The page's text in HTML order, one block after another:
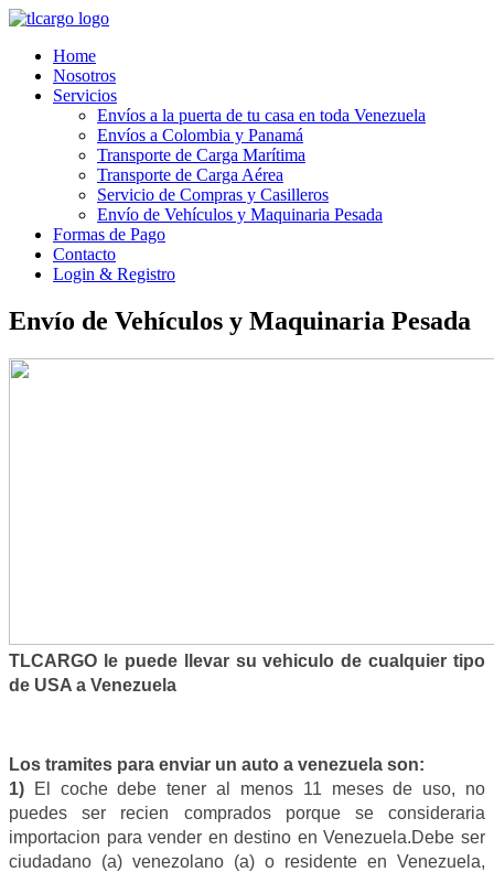
Home
Nosotros
Servicios
Envíos a la puerta de tu casa en toda Venezuela
Envíos a Colombia y Panamá
Transporte de Carga Marítima
Transporte de Carga Aérea
Servicio de Compras y Casilleros
Envío de Vehículos y Maquinaria Pesada
Formas de Pago
Contacto
Login & Registro
Envío de Vehículos y Maquinaria Pesada
TLCARGO le puede llevar su vehiculo de cualquier tipo
de USA a Venezuela
Los tramites para enviar un auto a venezuela son:
1) El coche debe tener al menos 11 meses de uso, no
puedes ser recien comprados porque se consideraria
importacion para vender en destino en Venezuela.Debe ser
ciudadano (a) venezolano (a) o residente en Venezuela,